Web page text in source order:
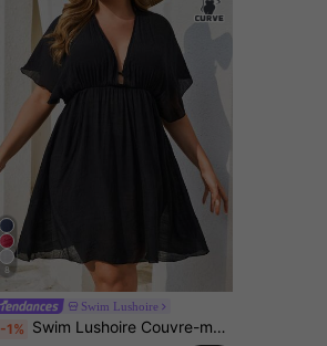
8
Swim Lushoire
-1% Swim Lushoire Couvre-maillot de plage grande taille en couleur unie, léger. Style basique et décontracté pour l'été